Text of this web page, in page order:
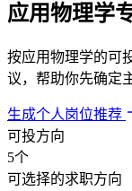
应用物理学
按应用物理学的可
议，帮助你先确定
生成个人岗位推荐
可投方向
5个
可选择的求职方向